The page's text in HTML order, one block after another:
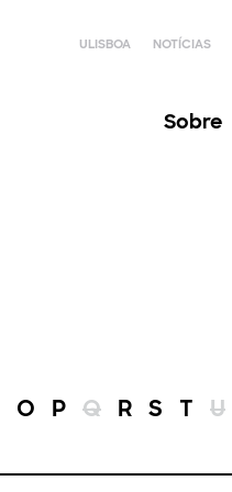
ULISBOA NOTÍCIAS
Sobre
O P Q R S T U